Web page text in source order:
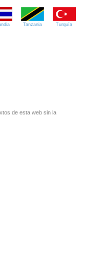
Tanzania Turquía
de esta web sin la